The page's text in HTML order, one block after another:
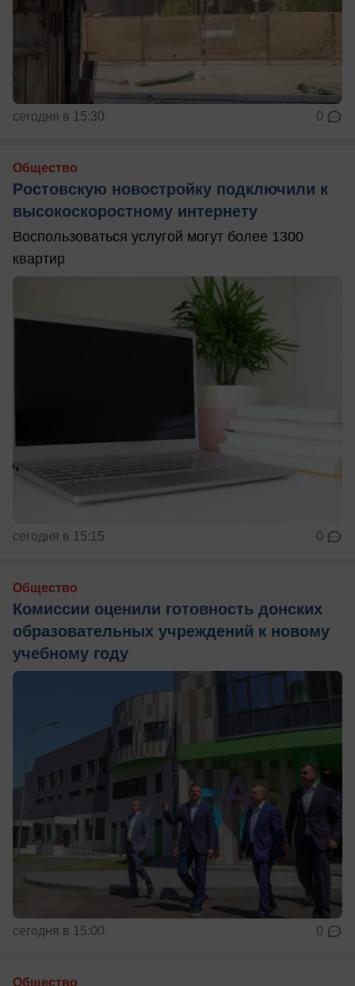
сегодня в 15:30 0
Общество
Ростовскую новостройку подключили к
высокоскоростному интернету
Воспользоваться услугой могут более 1300
квартир
сегодня в 15:15 0
Общество
Комиссии оценили готовность донских
образовательных учреждений к новому
учебному году
сегодня в 15:00 0
Общество